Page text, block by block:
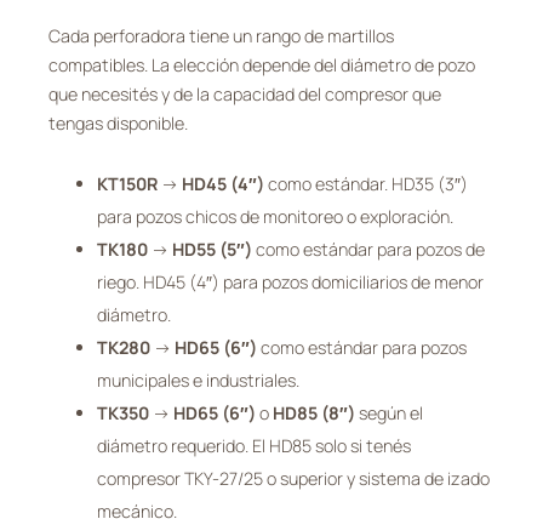
Cada perforadora tiene un rango de martillos
compatibles. La elección depende del diámetro de pozo
que necesités y de la capacidad del compresor que
tengas disponible.
KT150R → HD45 (4″) como estándar. HD35 (3″)
para pozos chicos de monitoreo o exploración.
TK180 → HD55 (5″) como estándar para pozos de
riego. HD45 (4″) para pozos domiciliarios de menor
diámetro.
TK280 → HD65 (6″) como estándar para pozos
municipales e industriales.
TK350 → HD65 (6″) o HD85 (8″) según el
diámetro requerido. El HD85 solo si tenés
compresor TKY-27/25 o superior y sistema de izado
mecánico.